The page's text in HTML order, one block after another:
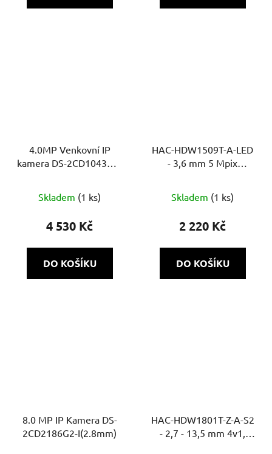
4.0MP Venkovní IP
kamera DS-2CD1043G2-
Skladem (1 ks)
4 530 Kč
DO KOŠÍKU
HAC-HDW1509T-A-LED
- 3,6 mm 5 Mpix
Skladem (1 ks)
2 220 Kč
DO KOŠÍKU
8.0 MP IP Kamera DS-
2CD2186G2-I(2.8mm)
HAC-HDW1801T-Z-A-S2
- 2,7 - 13,5 mm 4v1,